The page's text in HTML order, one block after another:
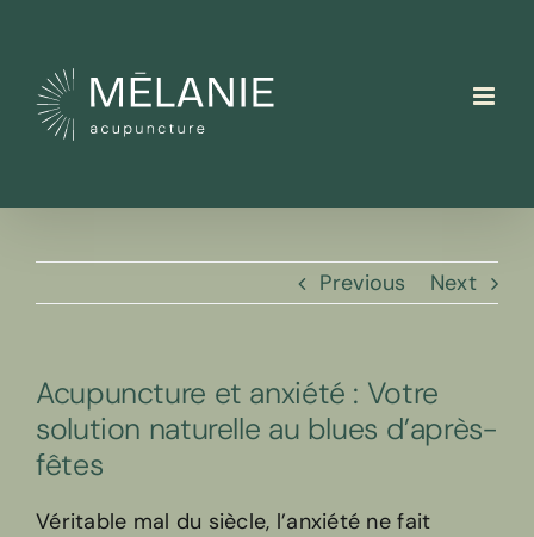
content
Previous Next
Acupuncture et anxiété : Votre
solution naturelle au blues d’après-
fêtes
Véritable mal du siècle, l’anxiété ne fait